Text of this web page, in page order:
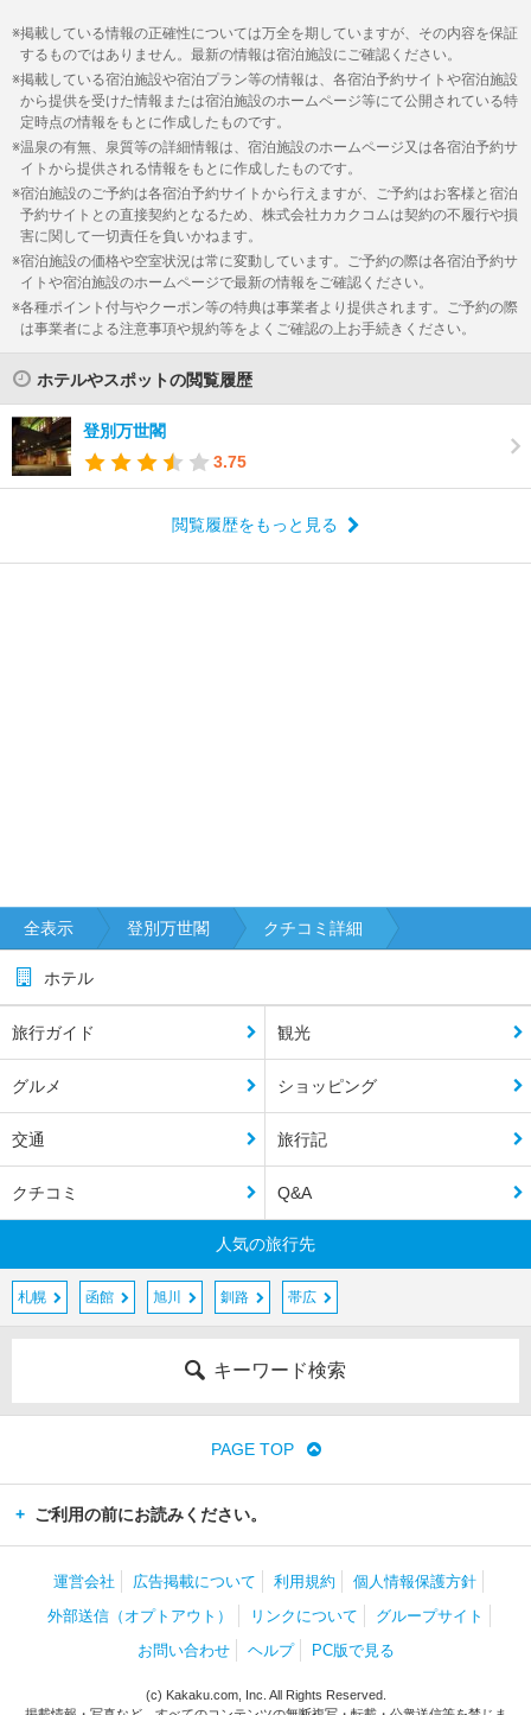
掲載している情報の正確性については万全を期していますが、その内容を保証
するものではありません。最新の情報は宿泊施設にご確認ください。
掲載している宿泊施設や宿泊プラン等の情報は、各宿泊予約サイトや宿泊施設
から提供を受けた情報または宿泊施設のホームページ等にて公開されている特
定時点の情報をもとに作成したものです。
温泉の有無、泉質等の詳細情報は、宿泊施設のホームページ又は各宿泊予約サ
イトから提供される情報をもとに作成したものです。
宿泊施設のご予約は各宿泊予約サイトから行えますが、ご予約はお客様と宿泊
予約サイトとの直接契約となるため、株式会社カカクコムは契約の不履行や損
害に関して一切責任を負いかねます。
宿泊施設の価格や空室状況は常に変動しています。ご予約の際は各宿泊予約サ
イトや宿泊施設のホームページで最新の情報をご確認ください。
各種ポイント付与やクーポン等の特典は事業者より提供されます。ご予約の際
は事業者による注意事項や規約等をよくご確認の上お手続きください。
ホテルやスポットの閲覧履歴
登別万世閣
3.75
閲覧履歴をもっと見る
全表示 登別万世閣 クチコミ詳細
ホテル
旅行ガイド 観光
グルメ ショッピング
交通 旅行記
クチコミ Q&A
人気の旅行先
札幌 函館 旭川 釧路 帯広
キーワード検索
PAGE TOP
ご利用の前にお読みください。
運営会社 広告掲載について 利用規約
個人情報保護方針
外部送信（オプトアウト）
リンクについて
グループサイト
お問い合わせ
ヘルプ PC版で見る
(c) Kakaku.com, Inc. All Rights Reserved.